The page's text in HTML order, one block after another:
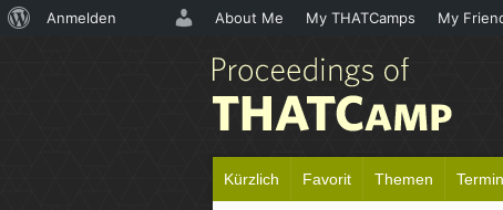
Kürzlich Favorit Themen
Über
Anmelden About Me My THATCamps My